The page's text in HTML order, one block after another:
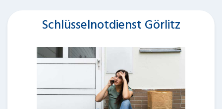
Schlüsselnotdienst Görlitz